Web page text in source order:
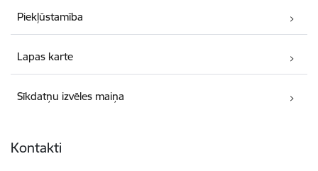
Piekļūstamība
Lapas karte
Sīkdatņu izvēles maiņa
Kontakti